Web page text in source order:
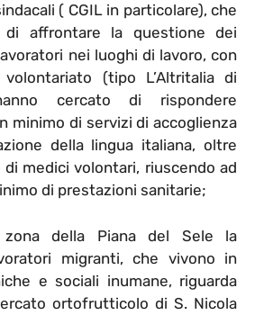
( CGIL in particolare), che
di affrontare la questione dei
nei luoghi di lavoro, con
(tipo L’Altritalia di
cercato di rispondere
minimo di servizi di accoglienza
della lingua italiana, oltre
di medici volontari, riuscendo ad
di prestazioni sanitarie;
della Piana del Sele la
migranti, che vivono in
e sociali inumane, riguarda
ortofrutticolo di S. Nicola